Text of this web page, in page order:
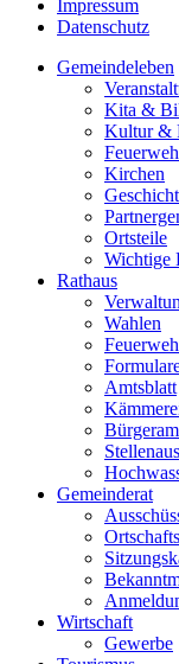
Impressum
Datenschutz
Gemeindeleben
Kita &
Kultur &
Kirchen
Ortsteile
Wichtige
Rathaus
Wahlen
Amtsblatt
Gemeinderat
Wirtschaft
Gewerbe